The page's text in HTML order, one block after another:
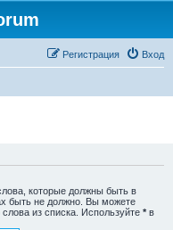
Вход
Регистрация
которые должны быть в
быть не должно. Вы можете
из списка. Используйте * в